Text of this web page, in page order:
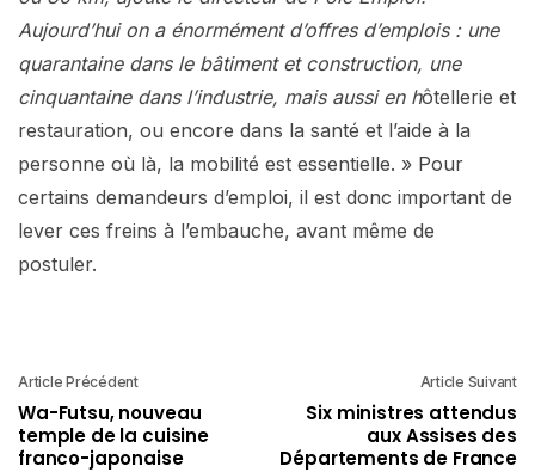
Aujourd’hui on a énormément d’offres d’emplois : une
quarantaine dans le bâtiment et construction, une
cinquantaine dans l’industrie, mais aussi en hôtellerie et
restauration, ou encore dans la santé et l’aide à la
personne où là, la mobilité est essentielle. » Pour
certains demandeurs d’emploi, il est donc important de
lever ces freins à l’embauche, avant même de
postuler.
Article Précédent
Wa-Futsu, nouveau
temple de la cuisine
franco-japonaise
Article Suivant
Six ministres attendus
aux Assises des
Départements de France